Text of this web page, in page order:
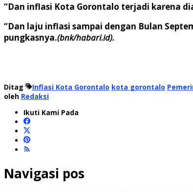
“Dan inflasi Kota Gorontalo terjadi karena
“Dan laju inflasi sampai dengan Bulan
pungkasnya.(bnk/habari.id).
Ditag Inflasi Kota Gorontalo kota gorontalo
oleh Redaksi
Ikuti Kami Pada
Navigasi pos